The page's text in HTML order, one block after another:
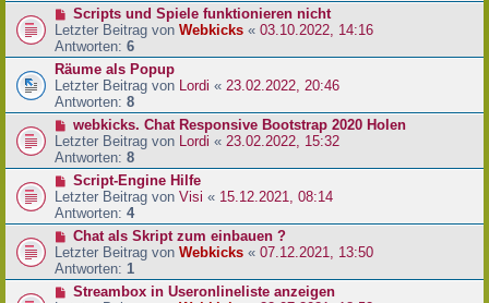
Scripts und Spiele funktionieren nicht
Letzter Beitrag von Webkicks « 03.10.2022, 14:16
Antworten: 6
Räume als Popup
Letzter Beitrag von
Lordi « 23.02.2022, 20:46
Antworten: 8
webkicks. Chat Responsive Bootstrap 2020 Holen
Letzter Beitrag von
Lordi « 23.02.2022, 15:32
Antworten: 8
Script-Engine Hilfe
Letzter Beitrag von Visi « 15.12.2021, 08:14
Antworten: 4
Chat als Skript zum einbauen ?
Letzter Beitrag von Webkicks « 07.12.2021, 13:50
Antworten: 1
Streambox in Useronlineliste anzeigen